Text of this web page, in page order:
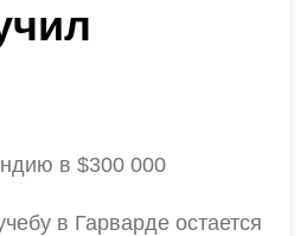
в $300 000
в Гарварде остается